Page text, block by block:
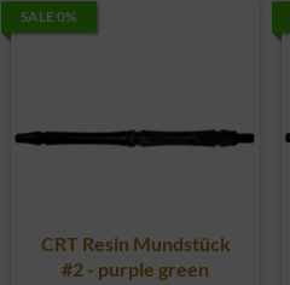
SALE 0%
CRT Resin Mundstück
#2 - purple green